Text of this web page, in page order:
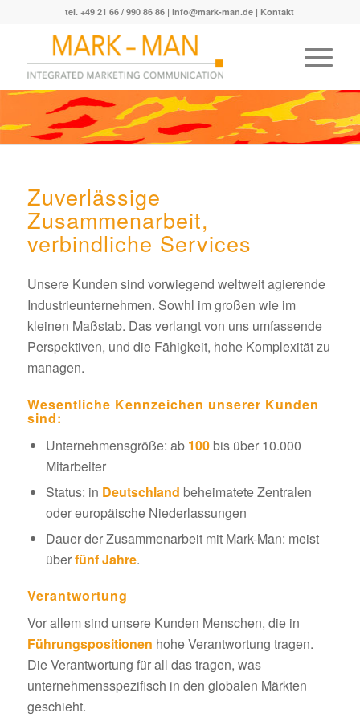
tel. +49 21 66 / 990 86 86 |info@mark-man.de | Kontakt
Zuverlässige
Zusammenarbeit,
verbindliche Services
Unsere Kunden sind vorwiegend weltweit agierende
Industrieunternehmen. Sowhl im großen wie im
kleinen Maßstab. Das verlangt von uns umfassende
Perspektiven, und die Fähigkeit, hohe Komplexität zu
managen.
Wesentliche Kennzeichen unserer Kunden
sind:
Unternehmensgröße: ab 100bis über 10.000
Mitarbeiter
Status: in Deutschland beheimatete Zentralen
oder europäische Niederlassungen
Dauer der Zusammenarbeit mit Mark-Man: meist
überfünf Jahre.
Verantwortung
Vor allem sind unsere Kunden Menschen, die in
Führungspositionen hohe Verantwortung tragen.
Die Verantwortung für all das tragen, was
unternehmensspezifisch in den globalen Märkten
geschieht.